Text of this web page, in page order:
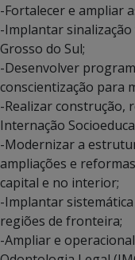
-Fortalecer e ampliar
-Implantar
Grosso do Sul;
-Desenvolver
conscientização para
-Realizar construção,
Internação
-Modernizar a
ampliações e
capital e no interior;
-Implantar
regiões de fronteira;
-Ampliar e